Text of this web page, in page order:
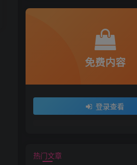
免费内容
登录查看
热门文章